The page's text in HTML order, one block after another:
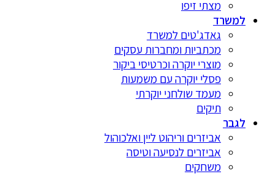
מצתי זיפו
למשרד
גאדג'טים למשרד
מכתביות ומחברות עסקים
מוצרי יוקרה וכרטיסי ביקור
פסלי יוקרה עם משמעות
מעמד שולחני יוקרתי
תיקים
לגבר
אביזרים וריהוט ליין ואלכוהול
אביזרים לנסיעה וטיסה
משחקים